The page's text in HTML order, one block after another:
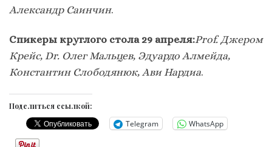
Александр Саинчин.
Спикеры круглого стола 29 апреля:Prof. Джером
Крейс, Dr. Олег Мальцев, Эдуардо Алмейда,
Константин Слободянюк, Ави Нардиа.
Поделиться ссылкой:
Telegram WhatsApp